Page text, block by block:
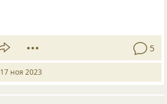
5
17 ноя 2023